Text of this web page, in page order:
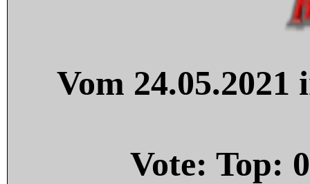
Vom
Vote: Top: 0